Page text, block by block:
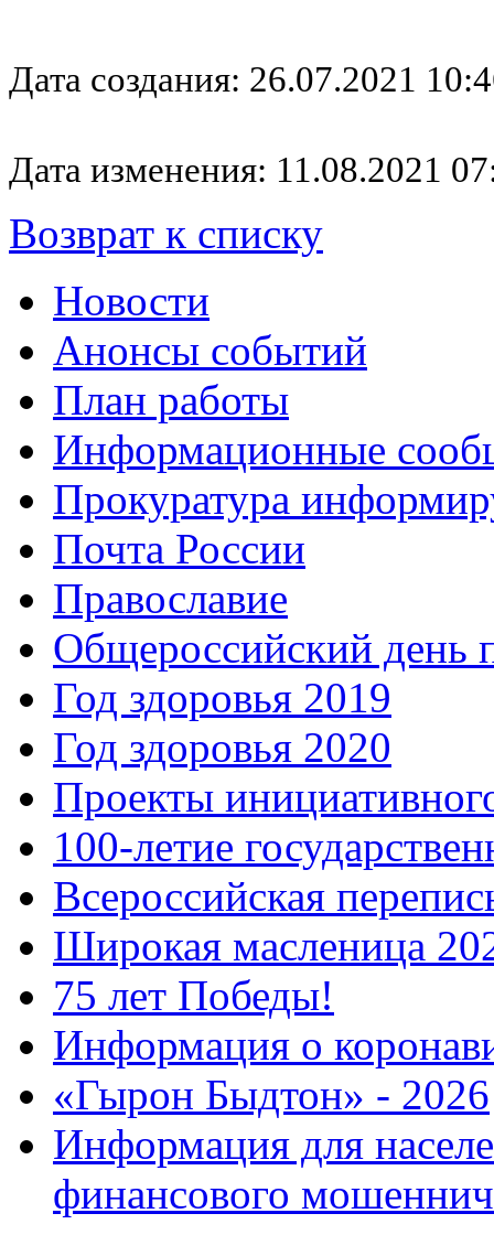
Дата создания: 26.07.2021
Дата изменения: 11.08.2021
Возврат к списку
Новости
Анонсы событий
План работы
Информационные
Прокуратура
Почта России
Православие
Общероссийский день
Год здоровья 2019
Год здоровья 2020
Проекты
100-летие
Всероссийская
Широкая масленица
75 лет Победы!
Информация о
«Гырон Быдтон» - 2026
Информация для
финансового